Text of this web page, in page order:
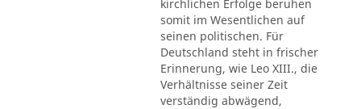
kirchlichen Erfolge beruhen
somit im Wesentlichen auf
seinen politischen. Für
Deutschland steht in frischer
Erinnerung, wie Leo XIII., die
Verhältnisse seiner Zeit
verständig abwägend,